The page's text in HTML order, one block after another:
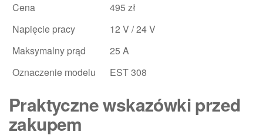
Cena
495 zł
Napięcie pracy
12 V / 24 V
Maksymalny prąd
25 A
Oznaczenie modelu
EST 308
Praktyczne wskazówki przed
zakupem